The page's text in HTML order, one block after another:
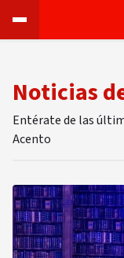
Noticias
Entérate de las
Acento